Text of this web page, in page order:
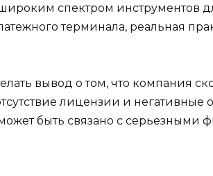
спектром инструментов
терминала, реальная
вывод о том, что компания
лицензии и негативные
быть связано с серьезными